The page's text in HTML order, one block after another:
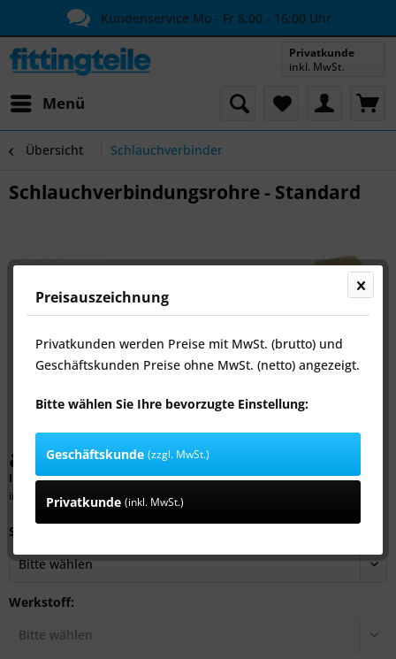
Kundenservice Mo - Fr 8:00 - 16:00 Uhr
Menü
Privatkunde
inkl. MwSt.
Übersicht Schlauchverbinder
Schlauchverbindungsrohre - Standard
ab 1,59 € *
Inhalt:1 Stück
inkl. MwSt.
zzgl. Versandkosten
Schlauch Ø innen:
Werkstoff:
Preisauszeichnung
Privatkunden werden Preise mit MwSt. (brutto) und
Geschäftskunden Preise ohne MwSt. (netto) angezeigt.
Bitte wählen Sie Ihre bevorzugte Einstellung:
Geschäftskunde (zzgl. MwSt.)
Privatkunde (inkl. MwSt.)